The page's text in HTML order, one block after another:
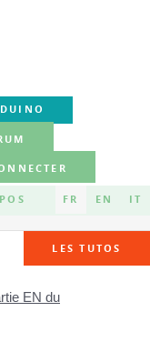
FR EN IT
LES TUTOS
EN du